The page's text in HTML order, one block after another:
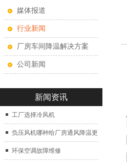
媒体报道
行业新闻
厂房车间降温解决方案
公司新闻
新闻资讯
工厂选择冷风机
负压风机哪种给厂房通风降温更
好？
环保空调故障维修